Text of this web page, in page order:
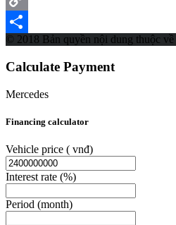
Copy
Link
Share
© 2018 Bản quyền nội dung thuộc về
Calculate Payment
Mercedes
Financing calculator
Vehicle price ( vnđ)
Interest rate (%)
Period (month)